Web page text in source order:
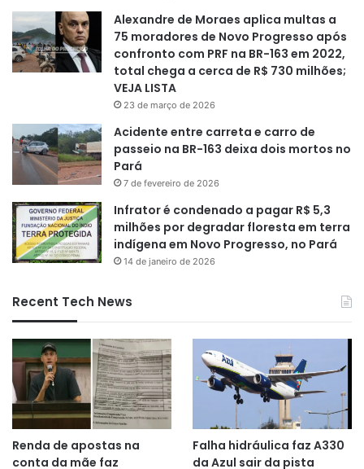
Alexandre de Moraes aplica multas a
75 moradores de Novo Progresso após
confronto com PRF na BR-163 em 2022,
total chega a cerca de R$ 730 milhões;
VEJA LISTA
23 de março de 2026
Acidente entre carreta e carro de
passeio na BR-163 deixa dois mortos no
Pará
7 de fevereiro de 2026
Infrator é condenado a pagar R$ 5,3
milhões por degradar floresta em terra
indígena em Novo Progresso, no Pará
14 de janeiro de 2026
Recent Tech News
Renda de apostas na
conta da mãe faz
Falha hidráulica faz A330
da Azul sair da pista